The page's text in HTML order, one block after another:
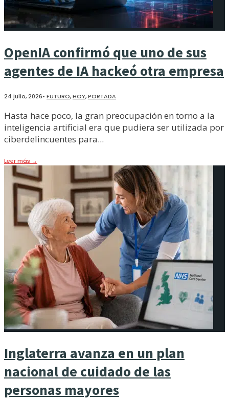
OpenIA confirmó que uno de sus
agentes de IA hackeó otra empresa
24 julio, 2026• FUTURO,HOY,PORTADA
Hasta hace poco, la gran preocupación en torno a la
inteligencia artificial era que pudiera ser utilizada por
ciberdelincuentes para...
Leer más →
Inglaterra avanza en un plan
nacional de cuidado de las
personas mayores